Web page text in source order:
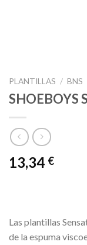
PLANTILLAS / BNS
SHOEBOYS
13,34 €
Las plantillas
de la espuma